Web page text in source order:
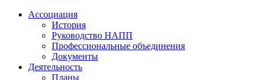
Ассоциация
История
Руководство НАПП
Профессиональные объединения
Документы
Деятельность
Планы